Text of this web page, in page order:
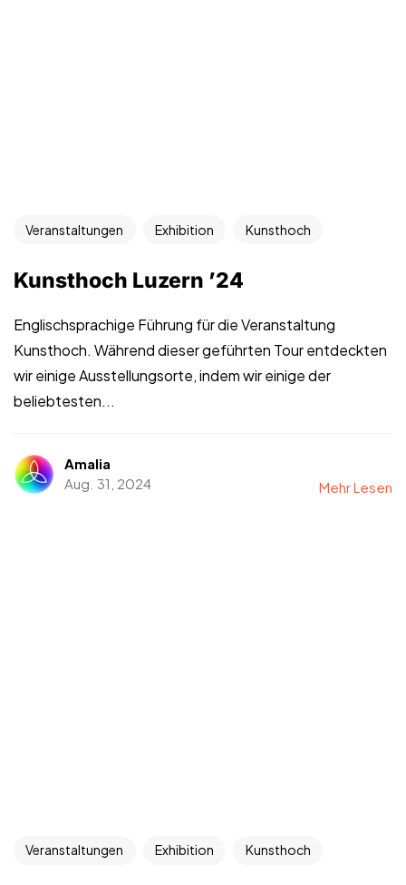
Veranstaltungen Exhibition Kunsthoch
Kunsthoch Luzern ’24
Englischsprachige Führung für die Veranstaltung
Kunsthoch. Während dieser geführten Tour entdeckten
wir einige Ausstellungsorte, indem wir einige der
beliebtesten...
Amalia
Aug. 31, 2024
Mehr Lesen
Veranstaltungen Exhibition Kunsthoch